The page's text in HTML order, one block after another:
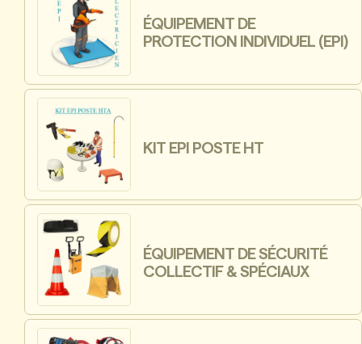
ÉQUIPEMENT DE
PROTECTION INDIVIDUEL (EPI)
KIT EPI POSTE HT
ÉQUIPEMENT DE SÉCURITÉ
COLLECTIF & SPÉCIAUX